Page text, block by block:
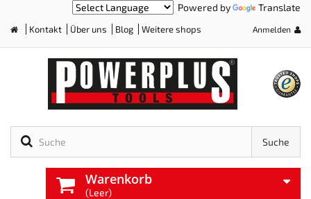
Powered by Translate
Kontakt Über uns Blog Weitere shops Anmelden
Suche
Warenkorb
(Leer)